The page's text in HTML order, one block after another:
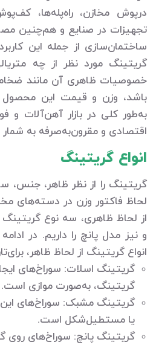
درپوش مخازن، راه‌پله‌ها،
تجهیزات در صنایع و هم‌چنین
ساختمان‌سازی از جمله این
گریتینگ مورد نظر از چه
خصوصیات ظاهری آن مانند
باشد، وزن و قیمت این محصول
به‌طور کلی در بازار آهن‌آلات و
اقتصادی و مقرون‌به‌صرفه به
انواع گریتینگ
گریتینگ را از نظر ظاهر، جنس،
لحاظ فاکتور وزن در دسته‌های
از لحاظ ظاهری، سه نوع
و نیز مدل پانچ را داریم. در
انواع گریتینگ از لحاظ ظاهر،
گریتینگ اسلات: سوراخ‌های
گریتینگ، به‌صورت موازی است.
گریتینگ مشبک: سوراخ‌های
یا مستطیل‌شکل است.
گریتینگ پانچ: سوراخ‌های روی